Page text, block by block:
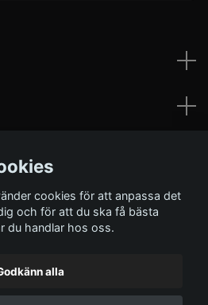
cookies för att anpassa det
och för att du ska få bästa
du handlar hos oss.
alla